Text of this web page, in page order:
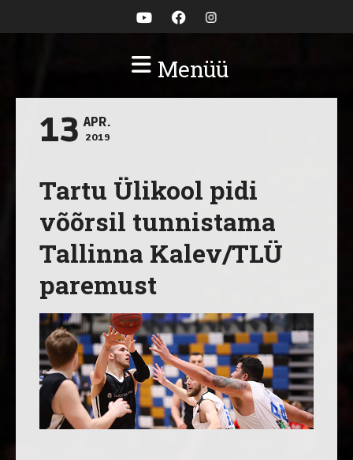
Menüü
13 APR.
2019
Tartu Ülikool pidi
võõrsil tunnistama
Tallinna Kalev/TLÜ
paremust